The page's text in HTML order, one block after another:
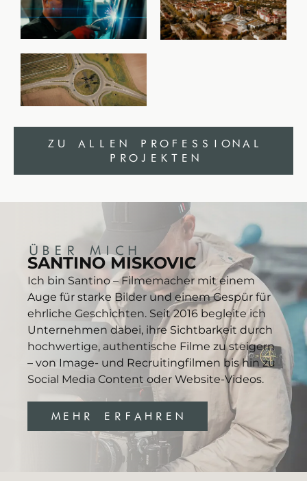
ZU ALLEN PROFESSIONAL
PROJEKTEN
ÜBER MICH
SANTINO MISKOVIC
Ich bin Santino – Filmemacher mit einem
Auge für starke Bilder und einem Gespür für
ehrliche Geschichten. Seit 2016 begleite ich
Unternehmen dabei, ihre Sichtbarkeit durch
hochwertige, authentische Filme zu steigern
– von Image- und Recruitingfilmen bis hin zu
Social Media Content oder Website-Videos.
MEHR ERFAHREN